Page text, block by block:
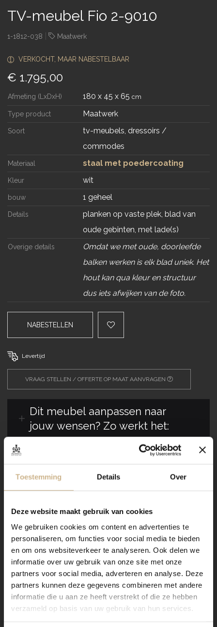
Toestemming Details Over
Deze website maakt gebruik van cookies
We gebruiken cookies om content en advertenties te
personaliseren, om functies voor social media te bieden
en om ons websiteverkeer te analyseren. Ook delen we
informatie over uw gebruik van onze site met onze
partners voor social media, adverteren en analyse. Deze
partners kunnen deze gegevens combineren met andere
informatie die u aan ze heeft verstrekt of die ze hebben
verzameld op basis van uw gebruik van hun services.
TV-meubel Fio 2-9010
1-1812-038 Maatwerk
VERKOCHT, MAAR NABESTELBAAR
€ 1.795,00
Afmeting (LxDxH) 180 x 45 x 65 cm
Type product Maatwerk
Soort
tv-meubels, dressoirs /
commodes
Materiaal staal met poedercoating
Kleur wit
bouw 1 geheel
Details
planken op vaste plek, blad van
oude gebinten, met lade(s)
Overige details
Omdat we met oude, doorleefde
balken werken is elk blad uniek. Het
hout kan qua kleur en structuur
dus iets afwijken van de foto.
NABESTELLEN
Levertijd
VRAAG STELLEN / OFFERTE OP MAAT AANVRAGEN
Dit meubel aanpassen naar
jouw wensen? Zo werkt het:
Dit meubel is handgemaakt en kan in vrijwel elke
gewenste maat, indeling en RAL-kleur worden